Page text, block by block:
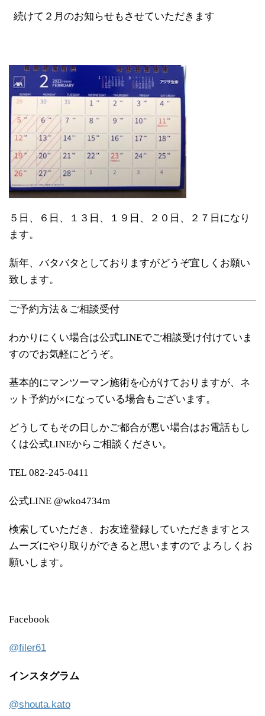
続けて２月のお知らせもさせていただきます
５日、６日、１３日、１９日、２０日、２７日になり
ます。
新年、バタバタとしておりますがどうぞ宜しくお願い
致します。
ご予約方法＆ご相談受付
わかりにくい場合は公式LINEでご相談受け付けていま
すのでお気軽にどうぞ。
基本的にマンツーマン施術を心がけておりますが、ネ
ット予約が×になっている場合もございます。
どうしてもその日しかご都合が悪い場合はお電話もし
くは公式LINEからご相談ください。
TEL 082-245-0411
公式LINE @wko4734m
検索していただき、お友達登録していただきますとス
ムーズにやり取りができると思いますので よろしくお
願いします。
Facebook
@filer61
インスタグラム
@shouta.kato